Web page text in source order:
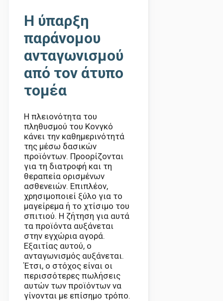
Η ύπαρξη
παράνομου
ανταγωνισμού
από τον άτυπο
τομέα
Η πλειονότητα του
πληθυσμού του Κονγκό
κάνει την καθημερινότητά
της μέσω δασικών
προϊόντων. Προορίζονται
για τη διατροφή και τη
θεραπεία ορισμένων
ασθενειών. Επιπλέον,
χρησιμοποιεί ξύλο για το
μαγείρεμα ή το χτίσιμο του
σπιτιού. Η ζήτηση για αυτά
τα προϊόντα αυξάνεται
στην εγχώρια αγορά.
Εξαιτίας αυτού, ο
ανταγωνισμός αυξάνεται.
Έτσι, ο στόχος είναι οι
περισσότερες πωλήσεις
αυτών των προϊόντων να
γίνονται με επίσημο τρόπο.